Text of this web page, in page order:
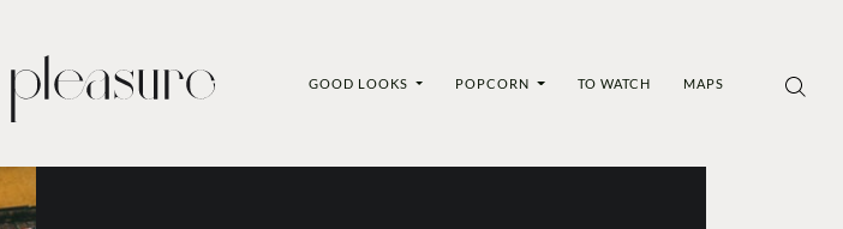
GOOD LOOKS POPCORN TO WATCH MAPS